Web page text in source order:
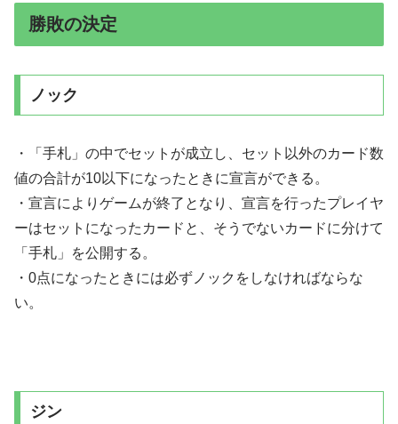
勝敗の決定
ノック
・「手札」の中でセットが成立し、セット以外のカード数
値の合計が10以下になったときに宣言ができる。
・宣言によりゲームが終了となり、宣言を行ったプレイヤ
ーはセットになったカードと、そうでないカードに分けて
「手札」を公開する。
・0点になったときには必ずノックをしなければならな
い。
ジン